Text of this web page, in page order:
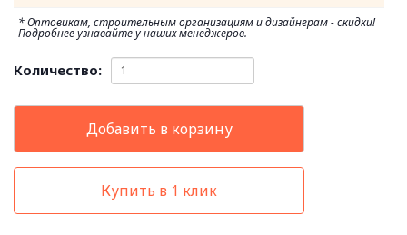
* Оптовикам, строительным организациям и дизайнерам - скидки!
Подробнее узнавайте у наших менеджеров.
Количество:
Добавить в корзину
Купить в 1 клик